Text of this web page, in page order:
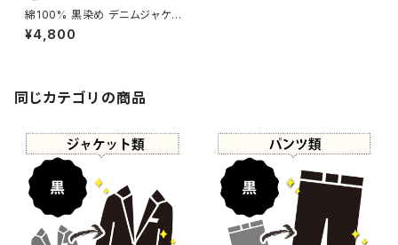
綿100% 黒染め デニムジャケッ
ト 【元色：黒】 -染め直し[漆黒 -
Black]502-0128
¥4,800
同じカテゴリの商品